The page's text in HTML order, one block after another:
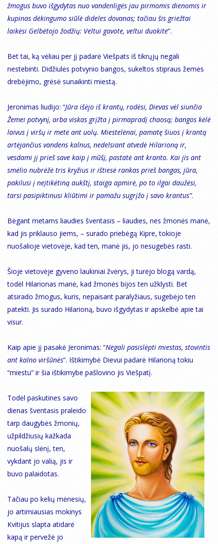
žmogus buvo išgydytas nuo vandenligės jau pirmomis dienomis ir
kupinas dėkingumo siūlė dideles dovanas; tačiau šis griežtai
laikėsi Gelbėtojo žodžių: Veltui gavote, veltui duokite”.
Bet tai, ką vėliau per jį padarė Viešpats iš tikrųjų negali
nestebinti. Didžiulės potvynio bangos, sukeltos stipraus žemės
drebėjimo, grėsė sunaikinti miestą.
Jeronimas liudijo: “Jūra išėjo iš krantų, rodėsi, Dievas vėl siunčia
Žemei potvynį, arba viskas grįžta į pirmapradį chaosą; bangos kėlė
laivus į viršų ir metė ant uolų. Miestelėnai, pamatę šiuos į krantą
artėjančius vandens kalnus, nedelsiant atvedė Hilarioną ir,
vesdami jį prieš save kaip į mūšį, pastatė ant kranto. Kai jis ant
smėlio nubrėžė tris kryžius ir ištiesė rankas prieš bangas, jūra,
pakilusi į neįtikėtiną aukštį, staiga apmirė, po to ilgai daužėsi,
tarsi pasipiktinusi kliūtimi ir pamažu sugrįžo į savo krantus”.
Bėgant metams liaudies šventasis – liaudies, nes žmonės manė,
kad jis priklauso jiems, – surado priebėgą Kipre, tokioje
nuošalioje vietovėje, kad ten, manė jis, jo nesugebės rasti.
Šioje vietovėje gyveno laukiniai žvėrys, ji turėjo blogą vardą,
todėl Hilarionas manė, kad žmonės bijos ten užklysti. Bet
atsirado žmogus, kuris, nepaisant paralyžiaus, sugebėjo ten
patekti. Jis surado Hilarioną, buvo išgydytas ir apskelbė apie tai
visur.
Kaip apie jį pasakė Jeronimas: “Negali pasislėpti miestas, stovintis
ant kalno viršūnės”. Ištikimybė Dievui padarė Hilarioną tokiu
“miestu” ir šia ištikimybe pašlovino jis Viešpatį.
Todėl paskutines savo
dienas šventasis praleido
tarp daugybės žmonių,
užpildžiusių kažkada
nuošalų slėnį, ten,
vykdant jo valią, jis ir
buvo palaidotas.
Tačiau po kelių mėnesių,
jo artimiausias mokinys
Kvitijus slapta atidarė
kapą ir pervežė jo